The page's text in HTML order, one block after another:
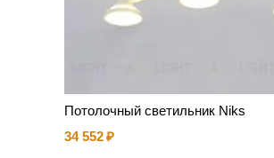
Потолочный светильник Niks
34 552